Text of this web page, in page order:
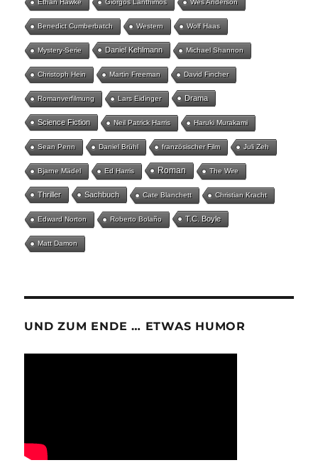
Ethan Hawke Giorgos Lanthimos Wes Anderson
Benedict Cumberbatch Western Wolf Haas
Mystery-Serie Daniel Kehlmann Michael Shannon
Christoph Hein Martin Freeman David Fincher
Romanverfilmung Lars Eidinger Drama
Science Fiction Neil Patrick Harris Haruki Murakami
Sean Penn Daniel Brühl französischer Film Juli Zeh
Bjarne Mädel Ed Harris Roman The Wire
Thriller Sachbuch Cate Blanchett Christian Kracht
Edward Norton Roberto Bolaño T.C. Boyle
Matt Damon
UND ZUM ENDE … ETWAS HUMOR